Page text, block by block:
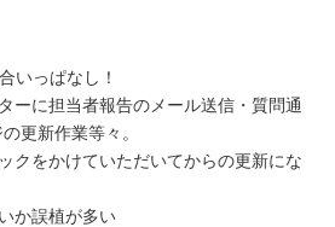
いっぱなし！
ーに担当者報告のメール送信・質問通
更新作業等々。
クをかけていただいてからの更新にな
か誤植が多い